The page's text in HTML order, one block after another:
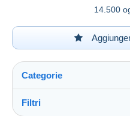
14.500
Categorie
Filtri